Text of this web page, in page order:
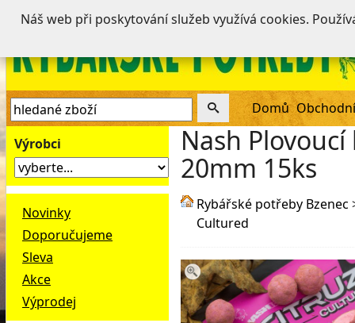
Domů
Výrobci
Novinky
Doporučujeme
Sleva
Akce
Výprodej
Nash
20mm 15ks
Rybářské potřeby Bzenec
Cultured
Náš web při poskytování služeb využívá cookies.